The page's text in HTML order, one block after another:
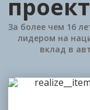
За более чем 16
лидером на
вклад в